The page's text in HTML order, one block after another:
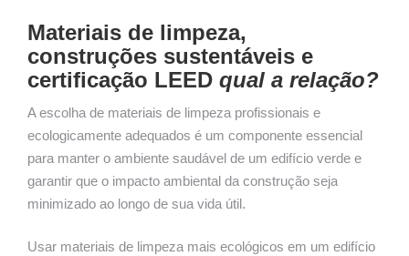
Materiais de limpeza,
construções sustentáveis e
certificação LEED qual a relação?
A escolha de materiais de limpeza profissionais e
ecologicamente adequados é um componente essencial
para manter o ambiente saudável de um edifício verde e
garantir que o impacto ambiental da construção seja
minimizado ao longo de sua vida útil.
Usar materiais de limpeza mais ecológicos em um edifício